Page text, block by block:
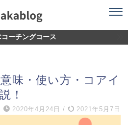
ーチングコース
味・使い方・コアイ
！
2020年4月24日 / 2021年5月7日